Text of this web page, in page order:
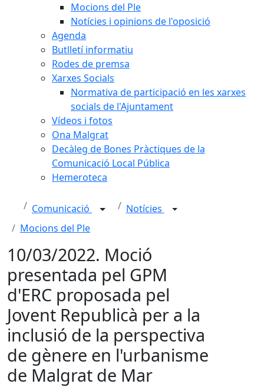
Mocions del Ple
Notícies i opinions de l'oposició
Agenda
Butlletí informatiu
Rodes de premsa
Xarxes Socials
Normativa de participació en les xarxes
socials de l'Ajuntament
Vídeos i fotos
Ona Malgrat
Decàleg de Bones Pràctiques de la
Comunicació Local Pública
Hemeroteca
Comunicació
Notícies
Mocions del Ple
10/03/2022. Moció
presentada pel GPM
d'ERC proposada pel
Jovent Republicà per a la
inclusió de la perspectiva
de gènere en l'urbanisme
de Malgrat de Mar